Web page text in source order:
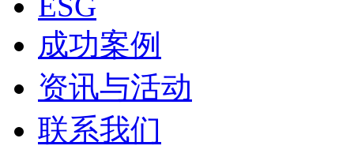
成功案例
资讯与活动
联系我们